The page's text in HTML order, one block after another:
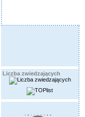
Liczba zwiedzających